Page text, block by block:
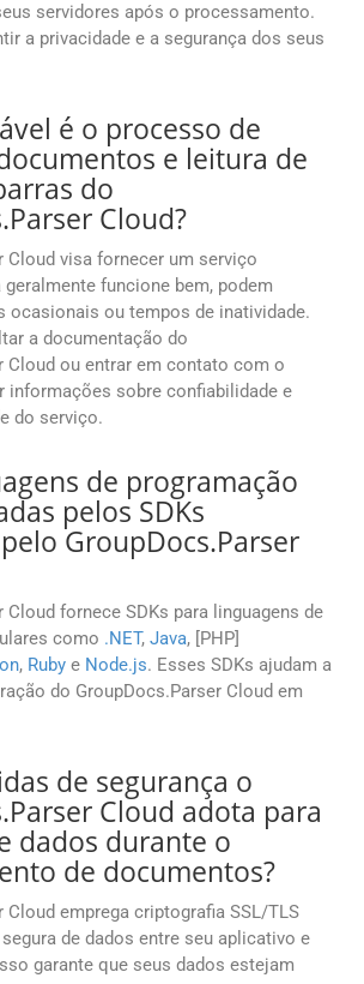
servidores após o processamento.
a privacidade e a segurança dos seus
é o processo de
e leitura de
do
Cloud?
Cloud visa fornecer um serviço
funcione bem, podem
ocasionais ou tempos de inatividade.
a documentação do
Cloud ou entrar em contato com o
informações sobre confiabilidade e
do serviço.
de programação
pelos SDKs
GroupDocs.Parser
Cloud fornece SDKs para linguagens de
como .NET, Java, [PHP]
, Ruby e Node.js. Esses SDKs ajudam a
do GroupDocs.Parser Cloud em
de segurança o
Cloud adota para
dados durante o
de documentos?
Cloud emprega criptografia SSL/TLS
de dados entre seu aplicativo e
garante que seus dados estejam